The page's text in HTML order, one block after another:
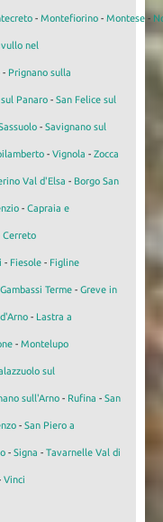
- Montefiorino - Montese -
nel
- Prignano sulla
Panaro - San Felice sul
- Savignano sul
- Vignola - Zocca
Val d'Elsa - Borgo San
- Capraia e
Cerreto
- Fiesole - Figline
Gambassi Terme- Greve in
- Lastra a
- Montelupo
sul
sull'Arno- Rufina - San
- San Piero a
- Signa - Tavarnelle Val di
Vinci